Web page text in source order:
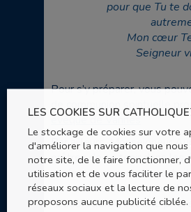
pour que Tu te
Mon cœur
Seigneur
Pour s’y préparer, vous
de communion spirituelle
évêque de Vannes
Par ailleurs, Monseigneur
prêtres de se tenir dans les
confesser ceux qui le
les horaires d’adoration du
“L’adoration, c’est une
LES COOKIES SUR
Le stockage de cookies sur votre
d'améliorer la navigation que
notre site, de le faire fonctionner,
utilisation et de vous faciliter le
réseaux sociaux et la lecture de
proposons aucune publicité ciblée.